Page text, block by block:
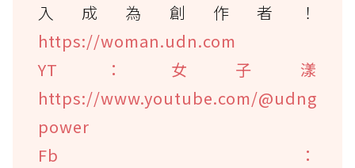
入成為創作者！
https://woman.udn.com
YT：女子漾
https://www.youtube.com/@udng
power
Fb：